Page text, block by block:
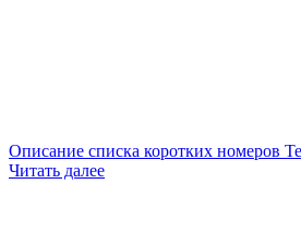
Описание списка коротких номеров
Читать далее